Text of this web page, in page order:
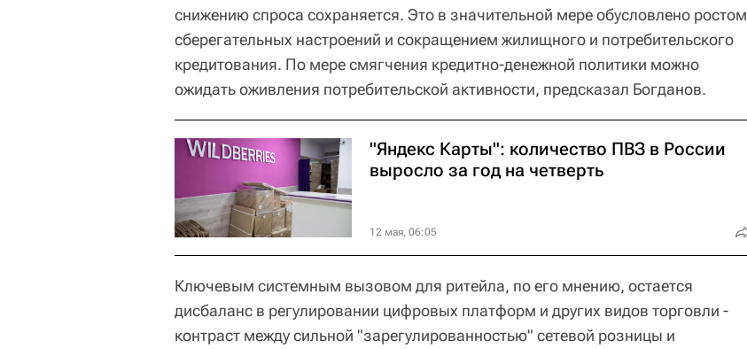
снижению спроса сохраняется. Это в значительной мере обусловлено ростом
сберегательных настроений и сокращением жилищного и потребительского
кредитования. По мере смягчения кредитно-денежной политики можно
ожидать оживления потребительской активности, предсказал Богданов.
"Яндекс Карты": количество ПВЗ в России
выросло за год на четверть
12 мая, 06:05
Ключевым системным вызовом для ритейла, по его мнению, остается
дисбаланс в регулировании цифровых платформ и других видов торговли -
контраст между сильной "зарегулированностью" сетевой розницы и